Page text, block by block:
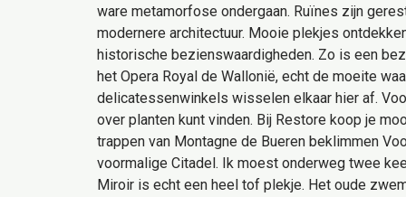
ware metamorfose ondergaan. Ruïnes zijn
modernere architectuur. Mooie plekjes
historische bezienswaardigheden. Zo is een
het Opera Royal de Wallonië, echt de moeite
delicatessenwinkels wisselen elkaar hier af.
over planten kunt vinden. Bij Restore koop je
trappen van Montagne de Bueren beklimmen
voormalige Citadel. Ik moest onderweg twee
Miroir is echt een heel tof plekje. Het oude